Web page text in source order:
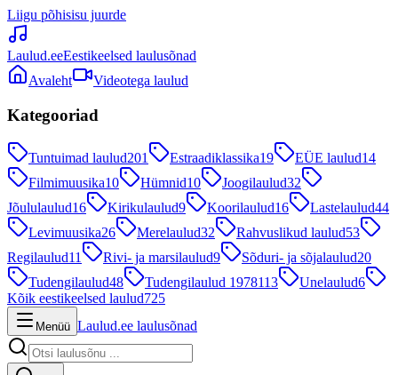
Liigu põhisisu juurde
Laulud.eeEestikeelsed laulusõnad
Avaleht
Videotega laulud
Kategooriad
Tuntuimad laulud201 Estraadiklassika19 EÜE laulud14
Filmimuusika10 Hümnid10 Joogilaulud32
Jõululaulud16 Kirikulaulud9 Koorilaulud16 Lastelaulud44
Levimuusika26 Merelaulud32 Rahvuslikud laulud53
Regilaulud11 Rivi- ja marsilaulud9 Sõduri- ja sõjalaulud20
Tudengilaulud48 Tudengilaulud 1978113 Unelaulud6
Kõik eestikeelsed laulud725
Menüü Laulud.ee laulusõnad